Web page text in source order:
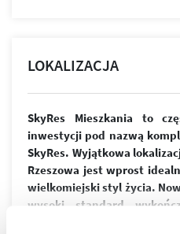
LOKALIZACJA
SkyRes Mieszkania to
inwestycji pod nazwą
SkyRes. Wyjątkowa
Rzeszowa jest wprost
wielkomiejski styl życia.
wysoki standard
spełnią wymagania